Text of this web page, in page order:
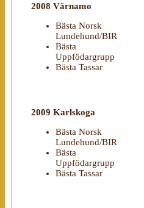
2008 Värnamo
Bästa Norsk
Lundehund/BIR
Bästa
Uppfödargrupp
Bästa Tassar
2009 Karlskoga
Bästa Norsk
Lundehund/BIR
Bästa
Uppfödargrupp
Bästa Tassar